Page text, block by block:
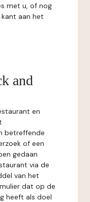
met u, of nog
aan het
and
en
betreffende
of een
gedaan
via de
van het
dat op de
heeft als doel